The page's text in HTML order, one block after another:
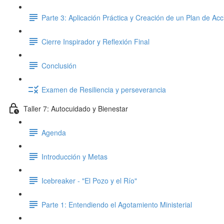
Parte 3: Aplicación Práctica y Creación de un Plan de
Cierre Inspirador y Reflexión Final
Conclusión
Examen de Resiliencia y perseverancia
Taller 7: Autocuidado y Bienestar
Agenda
Introducción y Metas
Icebreaker - "El Pozo y el Río"
Parte 1: Entendiendo el Agotamiento Ministerial